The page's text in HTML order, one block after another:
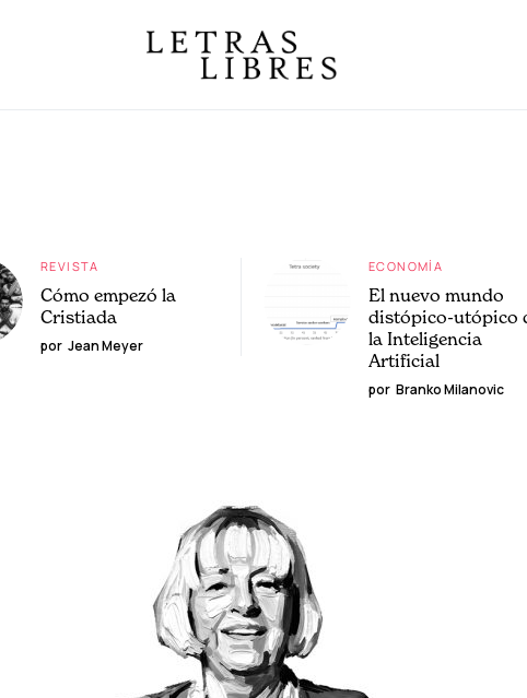
REVISTA
Cómo empezó la
Cristiada
por Jean Meyer
ECONOMÍA
El nuevo mundo
distópico-utópico
la Inteligencia
Artificial
por Branko Milanovic